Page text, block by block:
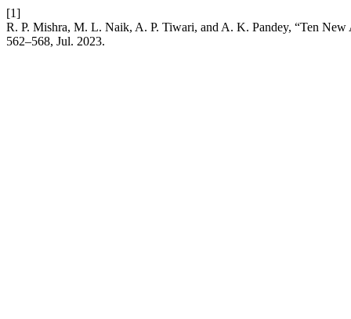
[1]
R. P. Mishra, M. L. Naik, A. P. Tiwari, and A. K. Pandey, “Ten
562–568, Jul. 2023.